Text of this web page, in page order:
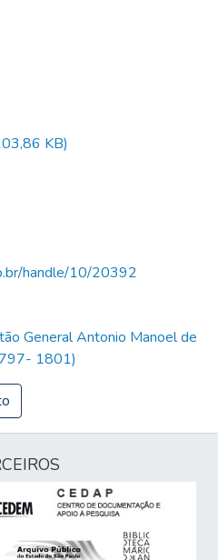
KB)
handle/10/20392
General Antonio Manoel de
1801)